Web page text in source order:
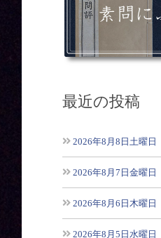
最近の投稿
2026年8月8日土曜日
2026年8月7日金曜日
2026年8月6日木曜日
2026年8月5日水曜日